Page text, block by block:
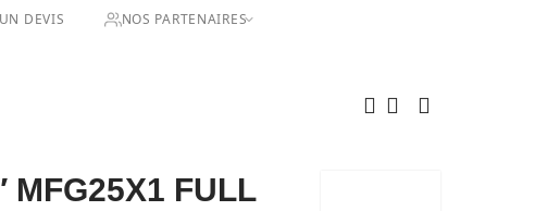
DEVIS NOS PARTENAIRES
MFG25X1 FULL